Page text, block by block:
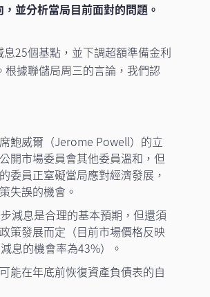
並分析當局目前面對的問題。
息25個基點，並下調超額準備金利
根據聯儲局周三的言論，我們認
鮑威爾（Jerome Powell）的立
開市場委員會其他委員溫和，但
委員正窒礙當局應對經濟發展，
失誤的機會。
減息是合理的基本預期，但還須
策發展而定（目前市場價格反映
息的機會率為43%）。
能在年底前恢復資產負債表的自